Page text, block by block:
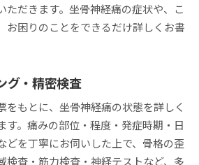
ただきます。坐骨神経痛の症状や、こ
お困りのことをできるだけ詳しくお書
グ・精密検査
をもとに、坐骨神経痛の状態を詳しく
す。痛みの部位・程度・発症時期・日
どを丁寧にお伺いした上で、骨格の歪
検査・筋力検査・神経テストなど、多